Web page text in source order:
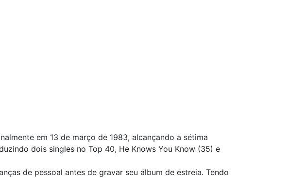
em 13 de março de 1983, alcançando a sétima
dois singles no Top 40, He Knows You Know (35) e
de pessoal antes de gravar seu álbum de estreia. Tendo